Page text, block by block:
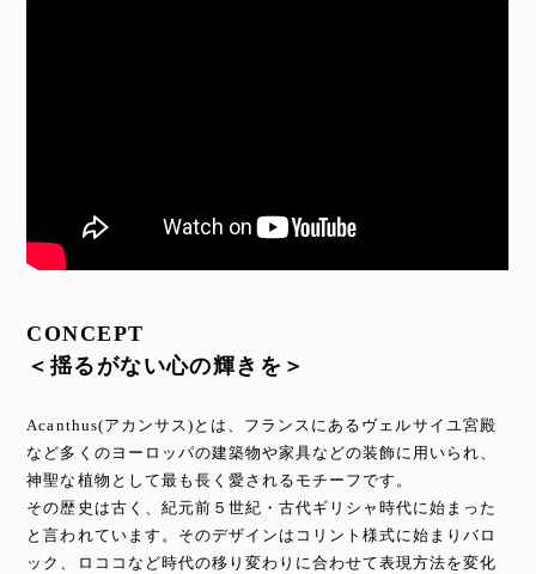
CONCEPT
＜揺るがない心の輝きを＞
Acanthus(アカンサス)とは、フランスにあるヴェルサイユ宮殿
など多くのヨーロッパの建築物や家具などの装飾に用いられ、
神聖な植物として最も長く愛されるモチーフです。
その歴史は古く、紀元前５世紀・古代ギリシャ時代に始まった
と言われています。そのデザインはコリント様式に始まりバロ
ック、ロココなど時代の移り変わりに合わせて表現方法を変化